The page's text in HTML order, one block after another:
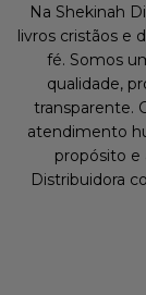
Na Shekinah
livros cristãos e
fé. Somos
qualidade,
transparente.
atendimento
propósito e
Distribuidora